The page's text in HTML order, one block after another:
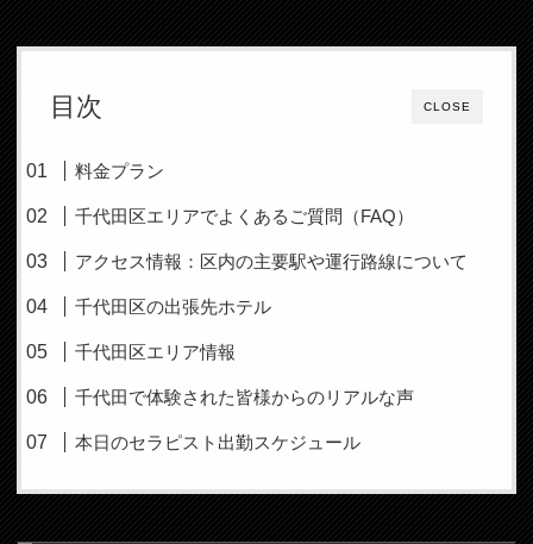
CLOSE
目次
料金プラン
千代田区エリアでよくあるご質問（FAQ）
アクセス情報：区内の主要駅や運行路線について
千代田区の出張先ホテル
千代田区エリア情報
千代田で体験された皆様からのリアルな声
本日のセラピスト出勤スケジュール